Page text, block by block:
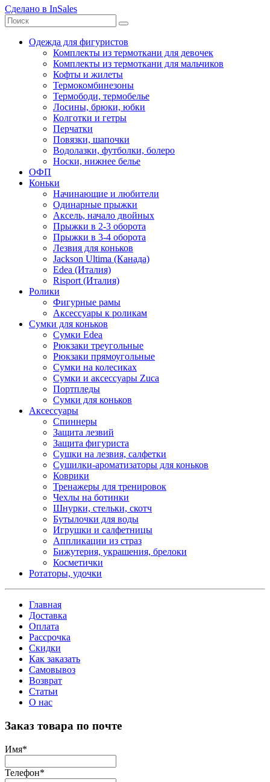
Сделано в InSales
Одежда для фигуристов
Комплекты из термоткани для девочек
Комплекты из термоткани для мальчиков
Кофты и жилеты
Термокомбинезоны
Термободи, термобелье
Лосины, брюки, юбки
Колготки и гетры
Перчатки
Повязки, шапочки
Водолазки, футболки, болеро
Носки, нижнее белье
ОФП
Коньки
Начинающие и любители
Одинарные прыжки
Аксель, начало двойных
Прыжки в 2-3 оборота
Прыжки в 3-4 оборота
Лезвия для коньков
Jackson Ultima (Канада)
Edea (Италия)
Risport (Италия)
Ролики
Фигурные рамы
Аксессуары к роликам
Сумки для коньков
Сумки Edea
Рюкзаки треугольные
Рюкзаки прямоугольные
Сумки на колесиках
Сумки и аксессуары Zuca
Портпледы
Сумки для коньков
Аксессуары
Спиннеры
Защита лезвий
Защита фигуриста
Сушки на лезвия, салфетки
Сушилки-ароматизаторы для коньков
Коврики
Тренажеры для тренировок
Чехлы на ботинки
Шнурки, стельки, скотч
Бутылочки для воды
Игрушки и салфетницы
Аппликации из страз
Бижутерия, украшения, брелоки
Косметички
Ротаторы, удочки
Главная
Доставка
Оплата
Рассрочка
Скидки
Как заказать
Самовывоз
Возврат
Статьи
О нас
Заказ товара по почте
Имя*
Телефон*